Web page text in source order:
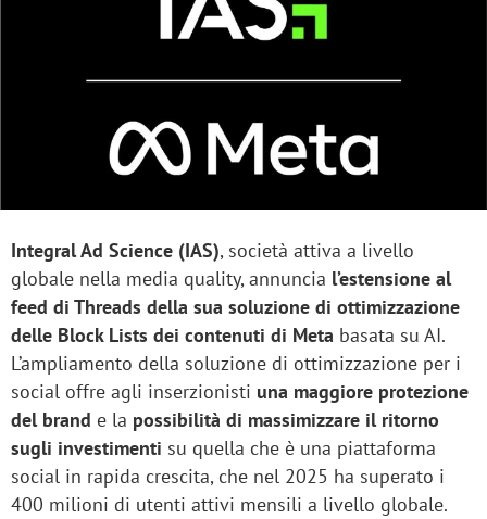
Integral Ad Science (IAS), società attiva a livello
globale nella media quality, annuncia l’estensione al
feed di Threads della sua soluzione di ottimizzazione
delle Block Lists dei contenuti di Meta basata su AI.
L’ampliamento della soluzione di ottimizzazione per i
social offre agli inserzionisti una maggiore protezione
del brand e la possibilità di massimizzare il ritorno
sugli investimenti su quella che è una piattaforma
social in rapida crescita, che nel 2025 ha superato i
400 milioni di utenti attivi mensili a livello globale.